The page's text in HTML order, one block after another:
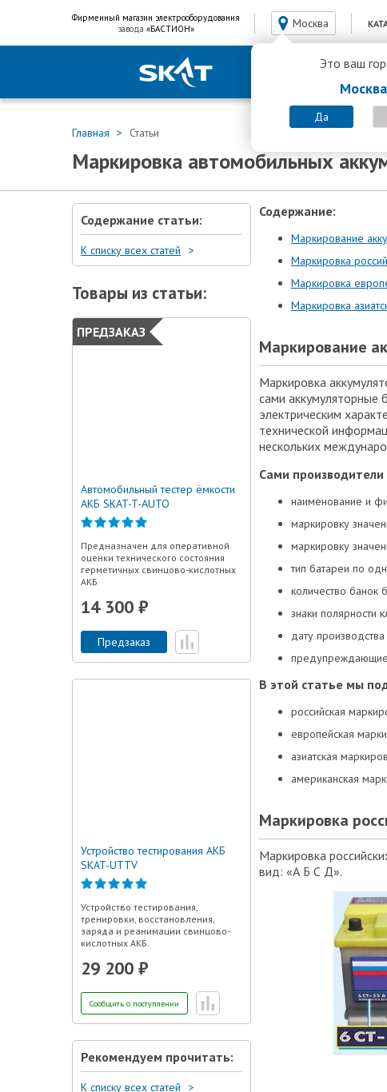
Фирменный магазин электрооборудования
завода «БАСТИОН» Москва
Это ваш
Москва
Да
Главная Статьи
Маркировка автомобильных
Содержание статьи:
К списку всех статей
Товары из статьи:
ПРЕДЗАКАЗ
Автомобильный тестер ёмкости
АКБ SKAT-T-AUTO
Предназначен для оперативной
оценки технического состояния
герметичных свинцово-кислотных
АКБ
14 300 ₽
Предзаказ
Устройство тестирования АКБ
SKAT-UTTV
Устройство тестирования,
тренировки, восстановления,
заряда и реанимации свинцово-
кислотных АКБ.
29 200 ₽
Сообщить о поступлении
Рекомендуем прочитать:
К списку всех статей
Содержание:
Маркирование
Маркировка
Маркировка
Маркировка
Маркирование
Маркировка
сами аккумуляторные
электрическим
технической
нескольких
Сами
наименование и
маркировку
маркировку
тип батареи по
количество банок
знаки полярности
дату
предупреждающие
В этой статье мы
российская
европейская
азиатская
американская
Маркировка
Маркировка
вид: «А Б С Д».